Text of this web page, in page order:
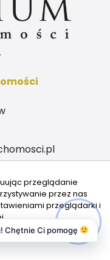
tu
przeglądanie
przez nas
przeglądarki i
przez nas
Chętnie Ci pomogę